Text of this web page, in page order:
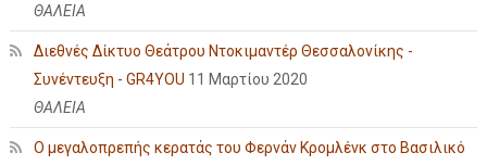
ΘΑΛΕΙΑ
Διεθνές Δίκτυο Θεάτρου Ντοκιμαντέρ Θεσσαλονίκης -
Συνέντευξη - GR4YOU 11 Μαρτίου 2020
ΘΑΛΕΙΑ
Ο μεγαλοπρεπής κερατάς του Φερνάν Κρομλένκ στο Βασιλικό